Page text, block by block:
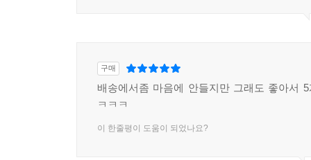
구매
배송에서좀 마음에 안들지만 그래도 좋아서
ㅋㅋㅋ
이 한줄평이 도움이 되었나요?